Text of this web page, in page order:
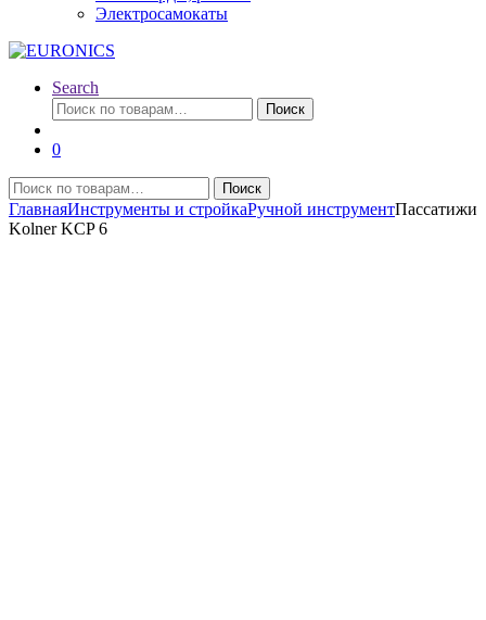
Электросамокаты
Search
Искать:
Поиск
0
Искать:
Поиск
ГлавнаяИнструменты и стройкаРучной инструментПассатижи
Kolner KCP 6